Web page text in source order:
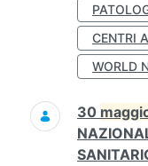
CENTRI
WORLD
30